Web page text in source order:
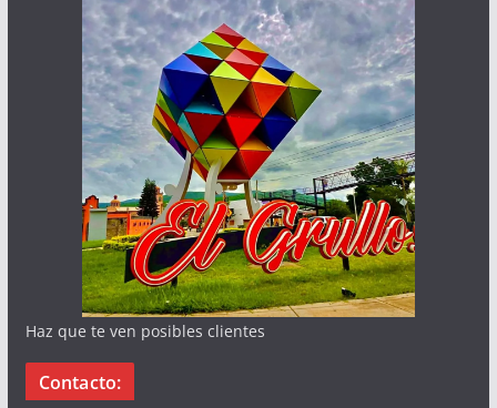
Haz que te ven posibles clientes
Contacto: